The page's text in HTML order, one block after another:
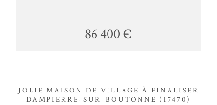
86 400 €
JOLIE MAISON DE VILLAGE À FINALISER
DAMPIERRE-SUR-BOUTONNE (17470)
Piscine